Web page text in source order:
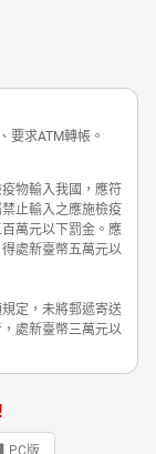
要求ATM轉帳。
物輸入我國，應符
止輸入之應施檢疫
萬元以下罰金。應
處新臺幣五萬元以
定，未將郵遞寄送
處新臺幣三萬元以
PC版